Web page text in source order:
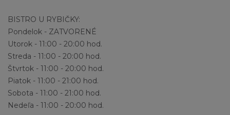
BISTRO U RYBIČKY:
Pondelok - ZATVORENÉ
Utorok - 11:00 - 20:00 hod.
Streda - 11:00 - 20:00 hod.
Štvrtok - 11:00 - 20:00 hod.
Piatok - 11:00 - 21:00 hod.
Sobota - 11:00 - 21:00 hod.
Nedeľa - 11:00 - 20:00 hod.